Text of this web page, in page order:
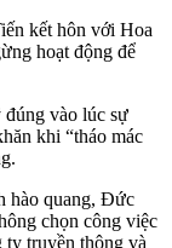
kết hôn với Hoa
hoạt động để
vào lúc sự
khi “tháo mác
hào quang, Đức
chọn công việc
ty truyền thông và